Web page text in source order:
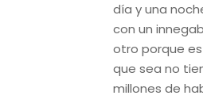
día y una
con un
otro porque
que sea no
millones de